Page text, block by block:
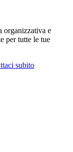
organizzativa e
per tutte le tue